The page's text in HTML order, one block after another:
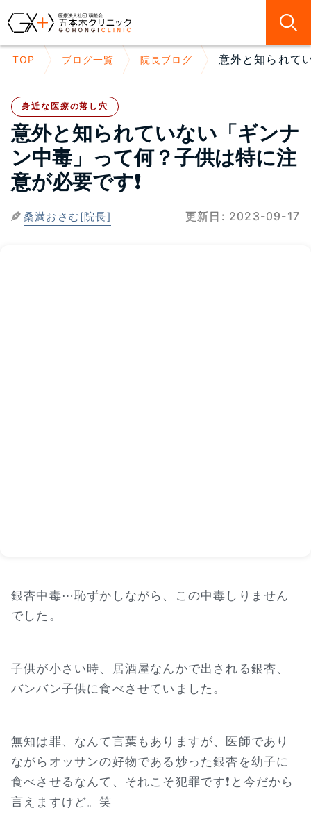
TOP ブログ一覧 院長ブログ 意外と知られて
身近な医療の落し穴
意外と知られていない「ギンナ
ン中毒」って何？子供は特に注
意が必要です❗
桑満おさむ[院長] 更新日: 2023-09-17
銀杏中毒⋯恥ずかしながら、この中毒しりません
でした。
子供が小さい時、居酒屋なんかで出される銀杏、
バンバン子供に食べさせていました。
無知は罪、なんて言葉もありますが、医師であり
ながらオッサンの好物である炒った銀杏を幼子に
食べさせるなんて、それこそ犯罪です❗と今だから
言えますけど。笑